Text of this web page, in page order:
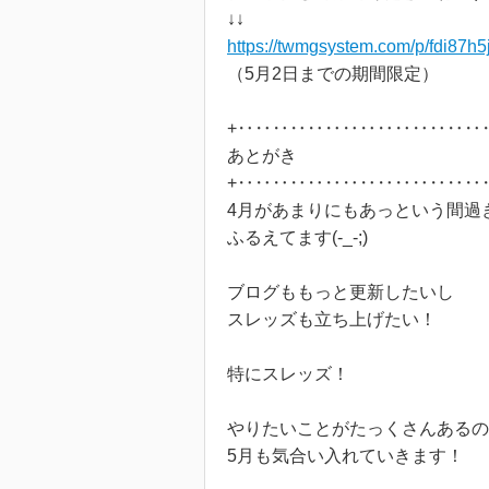
↓↓
https://twmgsystem.com/p/
（5月2日までの期間限定）
あとがき
4月があまりにもあっという間過
ふるえてます(-_-;)
ブログももっと更新したいし
スレッズも立ち上げたい！
特にスレッズ！
やりたいことがたっくさんあるの
5月も気合い入れていきます！